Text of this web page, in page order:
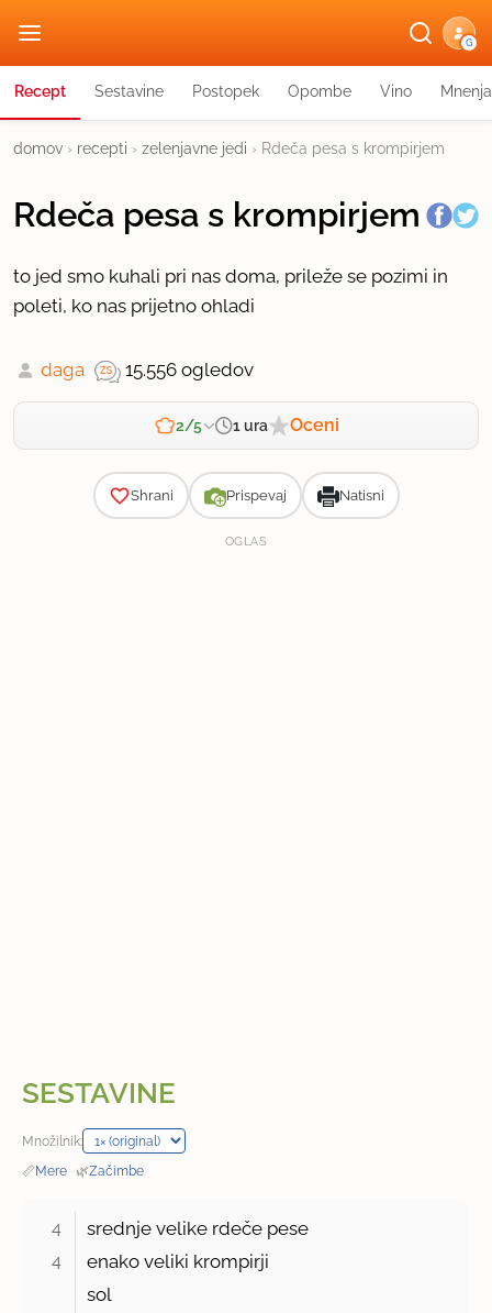
G
Recept Sestavine Postopek Opombe Vino Mnenja
domov › recepti › zelenjavne jedi › Rdeča pesa s krompirjem
Rdeča pesa s krompirjem
to jed smo kuhali pri nas doma, prileže se pozimi in
poleti, ko nas prijetno ohladi
daga 15.556 ogledov
2/5 1 ura Oceni
Shrani Prispevaj Natisni
OGLAS
SESTAVINE
Množilnik:
📏Mere · 🌿Začimbe
4 srednje velike rdeče pese
4
enako veliki krompirji
sol